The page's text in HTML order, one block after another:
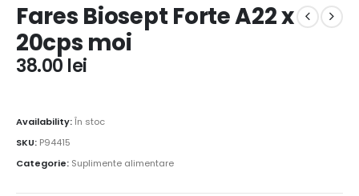
Fares Biosept Forte A22 x
20cps moi
38.00 lei
Availability:În stoc
SKU: P94415
Categorie: Suplimente alimentare